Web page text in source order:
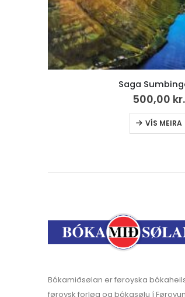
Trúbótin 500
0,00kr.
Bókamiðsølan er føroyska
føroysk forløg og bókasølu í